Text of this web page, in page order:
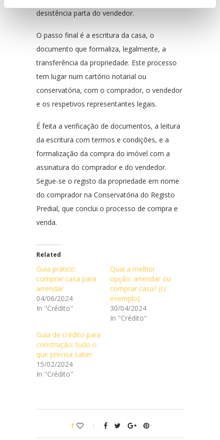
desistência parta do vendedor.
O passo final é a escritura da casa, o
documento que formaliza, legalmente, a
transferência da propriedade. Este processo
tem lugar num cartório notarial ou
conservatória, com o comprador, o vendedor
e os respetivos representantes legais.
É feita a verificação de documentos, a leitura
da escritura com termos e condições, e a
formalização da compra do imóvel com a
assinatura do comprador e do vendedor.
Segue-se o registo da propriedade em nome
do comprador na Conservatória do Registo
Predial, que conclui o processo de compra e
venda.
Related
Guia prático:
comprar casa para
arrendar
04/06/2024
In "Crédito"
Qual a melhor
opção: arrendar ou
comprar casa? (c/
exemplo)
30/04/2024
In "Crédito"
Guia de crédito para
construção: tudo o
que precisa saber
15/02/2024
In "Crédito"
1